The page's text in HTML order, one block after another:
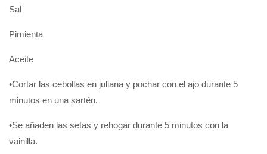
Sal
Pimienta
Aceite
•Cortar las cebollas en juliana y pochar con el ajo durante 5
minutos en una sartén.
•Se añaden las setas y rehogar durante 5 minutos con la
vainilla.